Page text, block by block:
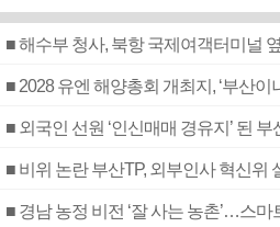
■ 해수부 청사, 북항 국제여객터미널
■ 2028 유엔 해양총회 개최지, ‘부산이
■ 외국인 선원 ‘인신매매 경유지’ 된
■ 비위 논란 부산TP, 외부인사 혁신위
■ 경남 농정 비전 ‘잘 사는 농촌’…스